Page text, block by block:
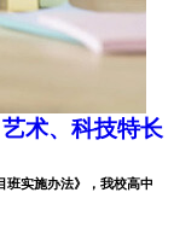
术、科技特长
班实施办法》，我校高中